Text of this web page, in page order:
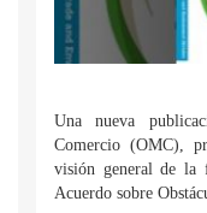
Una nueva
Comercio (OMC),
visión general de la
Acuerdo sobre